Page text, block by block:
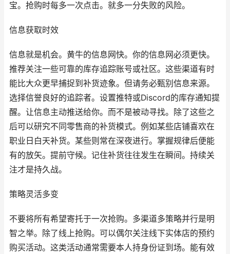
宝。抢购时每多一次点击。就多一分失败的风险。
信息获取时效
信息就是机会。黄牛的信息网快。你的信息网必须更快。
推荐关注一些可靠的库存追踪账号或社区。这些渠道有时
能比大众更早捕捉到补货迹象。但请务必甄别信息来源。
选择信誉良好的追踪者。设置推特或Discord的库存通知提
醒。让信息主动推送给你。而不是被动寻找。除了这些之
后可以研究不同零售商的补货模式。例如某些店铺喜欢在
职业日白天补货。某些则常在深夜进行。掌握规律后便能
有的放矢。提前守候。记住补货往往发生在瞬间。持续关
注才是持久战。
策略灵活多变
不要将所有希望寄托于一次抢购。多渠道多策略并行是明
智之举。除了线上抢购。可以偶尔关注线下实体店的预约
购买活动。这类活动通常需要本人持身份证到场。能有效